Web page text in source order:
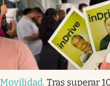
Movilidad. Tras superar